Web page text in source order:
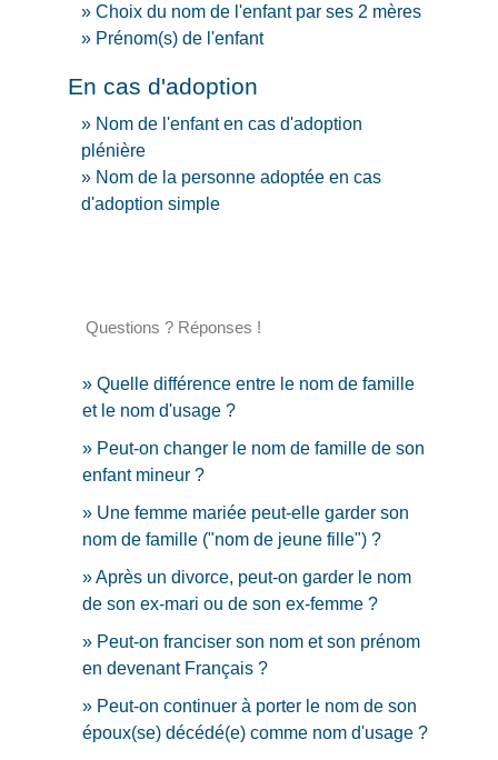
Choix du nom de l'enfant par ses 2 mères
Prénom(s) de l'enfant
En cas d'adoption
Nom de l'enfant en cas d'adoption
plénière
Nom de la personne adoptée en cas
d'adoption simple
Questions ? Réponses !
Quelle différence entre le nom de famille
et le nom d'usage ?
Peut-on changer le nom de famille de son
enfant mineur ?
Une femme mariée peut-elle garder son
nom de famille ("nom de jeune fille") ?
Après un divorce, peut-on garder le nom
de son ex-mari ou de son ex-femme ?
Peut-on franciser son nom et son prénom
en devenant Français ?
Peut-on continuer à porter le nom de son
époux(se) décédé(e) comme nom d'usage ?